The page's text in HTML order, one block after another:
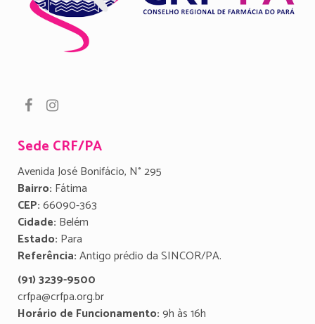
Sede CRF/PA
Avenida José Bonifácio, N° 295
Bairro: Fátima
CEP:66090-363
Cidade: Belém
Estado: Para
Referência:Antigo prédio da SINCOR/PA.
(91) 3239-9500
crfpa@crfpa.org.br
Horário de Funcionamento:9h às 16h